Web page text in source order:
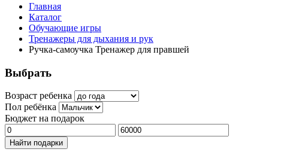
Главная
Каталог
Обучающие игры
Тренажеры для дыхания и рук
Ручка-самоучка Тренажер для правшей
Выбрать
Возраст ребенка
Пол ребёнка
Бюджет на подарок
Найти подарки